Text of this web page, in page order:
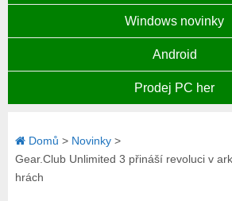
Windows novinky
Android
Prodej PC her
Domů > Novinky>
Gear.Club Unlimited 3 přináší revoluci v
hrách